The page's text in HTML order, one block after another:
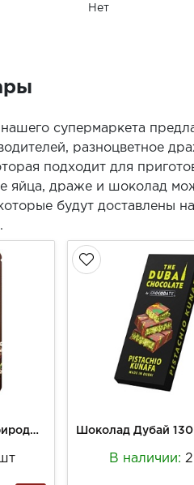
Нет
супермаркета
разноцветное
подходит для
яйца, драже и шоколад
будут доставлены
Шоколад Фабрика Природы 20г Гречишный горький 61%
В наличии: